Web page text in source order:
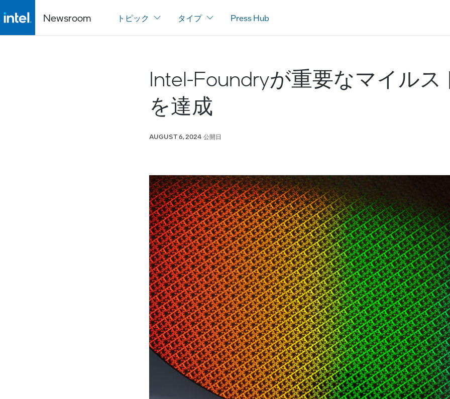
Newsroom トピック タイプ Press Hub
Intel-Foundryが重要なマイルス
を達成
AUGUST 6, 2024 公開日